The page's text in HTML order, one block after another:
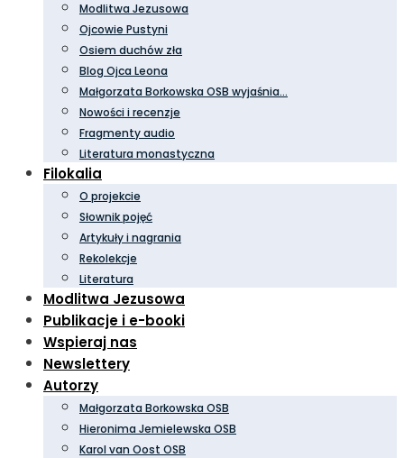
Modlitwa Jezusowa
Ojcowie Pustyni
Osiem duchów zła
Blog Ojca Leona
Małgorzata Borkowska OSB wyjaśnia…
Nowości i recenzje
Fragmenty audio
Literatura monastyczna
Filokalia
O projekcie
Słownik pojęć
Artykuły i nagrania
Rekolekcje
Literatura
Modlitwa Jezusowa
Publikacje i e-booki
Wspieraj nas
Newslettery
Autorzy
Małgorzata Borkowska OSB
Hieronima Jemielewska OSB
Karol van Oost OSB